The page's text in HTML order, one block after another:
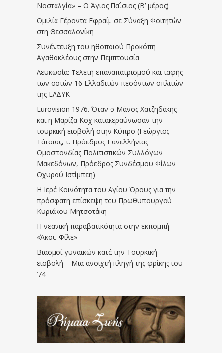
Νοσταλγία» – Ο Άγιος Παΐσιος (Β’ μέρος)
Ομιλία Γέροντα Εφραίμ σε Σύναξη Φοιτητών
στη Θεσσαλονίκη
Συνέντευξη του ηθοποιού Προκόπη
Αγαθοκλέους στην Πεμπτουσία
Λευκωσία: Τελετή επαναπατρισμού και ταφής
των οστών 16 Ελλαδιτών πεσόντων οπλιτών
της ΕΛΔΥΚ
Eurovision 1976. Όταν ο Μάνος Χατζηδάκης
και η Μαρίζα Κοχ κατακεραύνωσαν την
τουρκική εισβολή στην Κύπρο (Γεώργιος
Τάτσιος, τ. Πρόεδρος Πανελλήνιας
Ομοσπονδίας Πολιτιστικών Συλλόγων
Μακεδόνων, Πρόεδρος Συνδέσμου Φίλων
Οχυρού Ιστίμπεη)
Η Ιερά Κοινότητα του Αγίου Όρους για την
πρόσφατη επίσκεψη του Πρωθυπουργού
Κυριάκου Μητσοτάκη
Η νεανική παραβατικότητα στην εκπομπή
«Άκου Φίλε»
Βιασμοί γυναικών κατά την Τουρκική
εισβολή – Μια ανοιχτή πληγή της φρίκης του
’74